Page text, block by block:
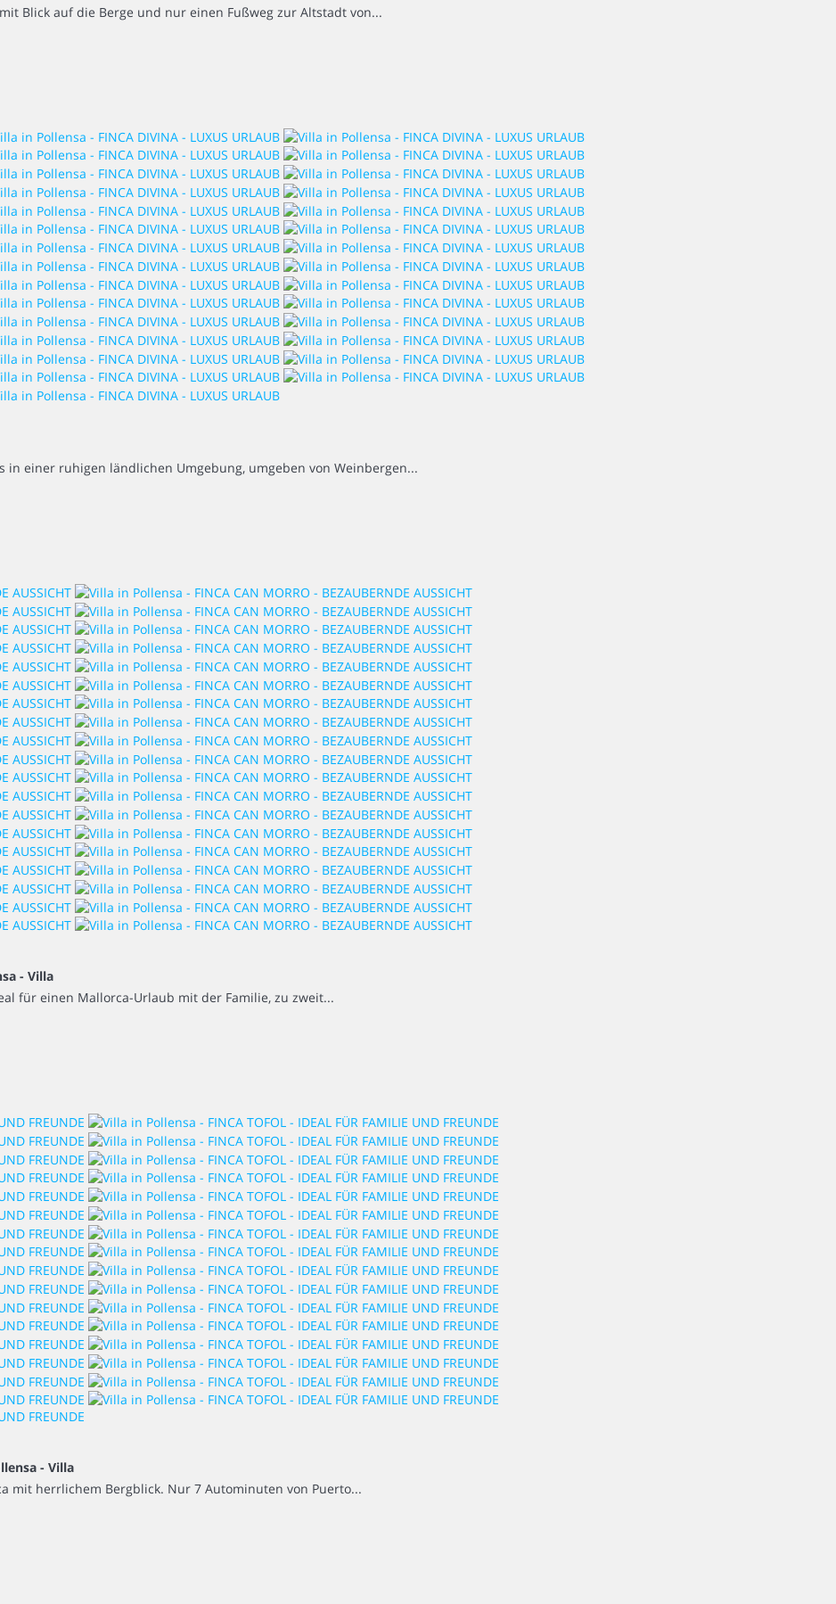
Blick auf die Berge und nur einen Fußweg zur Altstadt von...
in einer ruhigen ländlichen Umgebung, umgeben von Weinbergen...
- Villa
für einen Mallorca-Urlaub mit der Familie, zu zweit...
- Villa
mit herrlichem Bergblick. Nur 7 Autominuten von Puerto...